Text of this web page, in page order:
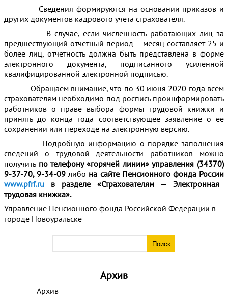
Архив
Архив
Сведения формируются на основании приказов и
других документов кадрового учета страхователя.
В случае, если численность работающих лиц за
предшествующий отчетный период – месяц составляет 25 и
более лиц, отчетность должна быть представлена в форме
электронного документа, подписанного усиленной
квалифицированной электронной подписью.
Обращаем внимание, что по 30 июня 2020 года всем
страхователям необходимо под роспись проинформировать
работников о праве выбора формы трудовой книжки и
принять до конца года соответствующее заявление о ее
сохранении или переходе на электронную версию.
Подробную информацию о порядке заполнения
сведений о трудовой деятельности работников можно
получить по телефону «горячей линии» управления (34370)
9-37-70, 9-34-09либо на сайте Пенсионного фонда России
www.pfrf.ru в разделе «Страхователям — Электронная
трудовая книжка».
Управление Пенсионного фонда Российской Федерации в
городе Новоуральске